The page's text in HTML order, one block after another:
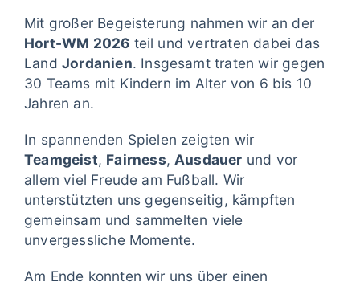
Mit großer Begeisterung nahmen wir an der
Hort-WM 2026 teil und vertraten dabei das
Land Jordanien. Insgesamt traten wir gegen
30 Teams mit Kindern im Alter von 6 bis 10
Jahren an.
In spannenden Spielen zeigten wir
Teamgeist, Fairness, Ausdauer und vor
allem viel Freude am Fußball. Wir
unterstützten uns gegenseitig, kämpften
gemeinsam und sammelten viele
unvergessliche Momente.
Am Ende konnten wir uns über einen